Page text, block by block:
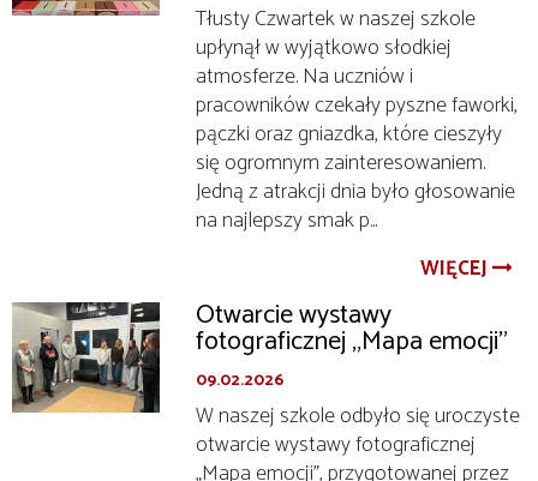
Tłusty Czwartek w naszej szkole
upłynął w wyjątkowo słodkiej
atmosferze. Na uczniów i
pracowników czekały pyszne faworki,
pączki oraz gniazdka, które cieszyły
się ogromnym zainteresowaniem.
Jedną z atrakcji dnia było głosowanie
na najlepszy smak p...
WIĘCEJ
Otwarcie wystawy
fotograficznej „Mapa emocji”
09.02.2026
W naszej szkole odbyło się uroczyste
otwarcie wystawy fotograficznej
„Mapa emocji”, przygotowanej przez